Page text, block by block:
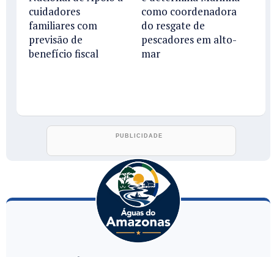
cuidadores
familiares com
previsão de
benefício fiscal
como coordenadora
do resgate de
pescadores em alto-
mar